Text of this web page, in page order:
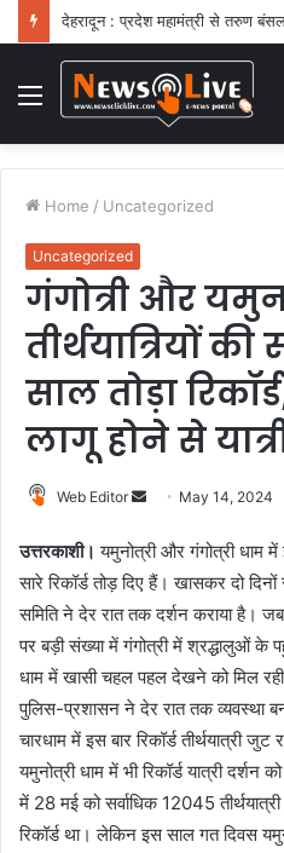
देहरादून : प्रदेश महामंत्री से तरुण बंसल
Menu
Home / Uncategorized
Uncategorized
गंगोत्री और
तीर्थयात्रियों
साल तोड़ा
लागू होने से
Web Editor
n
d
a
n
e
m
a
i
May 14, 2024
उत्तरकाशी। यमुनोत्री और गंगोत्री धाम में
सारे रिकॉर्ड तोड़ दिए हैं। खासकर दो
समिति ने देर रात तक दर्शन कराया है।
पर बड़ी संख्या में गंगोत्री में श्रद्धालुओं के
धाम में खासी चहल पहल देखने को मिल
पुलिस-प्रशासन ने देर रात तक व्यवस्था
चारधाम में इस बार रिकॉर्ड तीर्थयात्री
यमुनोत्री धाम में भी रिकॉर्ड यात्री
में 28 मई को सर्वाधिक 12045
रिकॉर्ड था। लेकिन इस साल गत दिवस